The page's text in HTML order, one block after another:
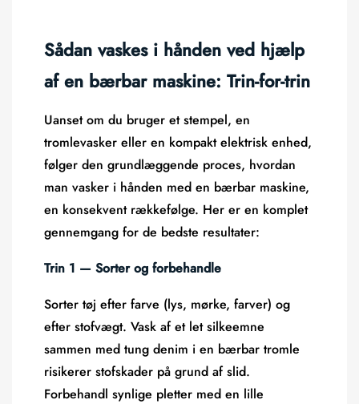
Sådan vaskes i hånden ved hjælp
af en bærbar maskine: Trin-for-trin
Uanset om du bruger et stempel, en
tromlevasker eller en kompakt elektrisk enhed,
følger den grundlæggende proces, hvordan
man vasker i hånden med en bærbar maskine,
en konsekvent rækkefølge. Her er en komplet
gennemgang for de bedste resultater:
Trin 1 — Sorter og forbehandle
Sorter tøj efter farve (lys, mørke, farver) og
efter stofvægt. Vask af et let silkeemne
sammen med tung denim i en bærbar tromle
risikerer stofskader på grund af slid.
Forbehandl synlige pletter med en lille